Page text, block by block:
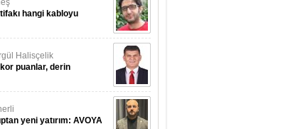
hangi kabloyu
Halisçelik
puanlar, derin
yeni yatırım: AVOYA